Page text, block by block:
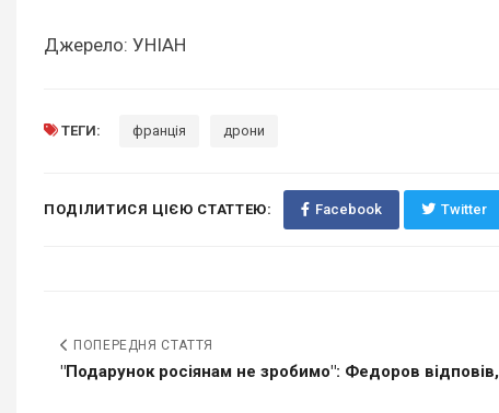
Джерело: УНІАН
ТЕГИ: франція дрони
ПОДІЛИТИСЯ ЦІЄЮ СТАТТЕЮ: Facebook Twitter
ПОПЕРЕДНЯ СТАТТЯ
"Подарунок росіянам не зробимо": Федоров